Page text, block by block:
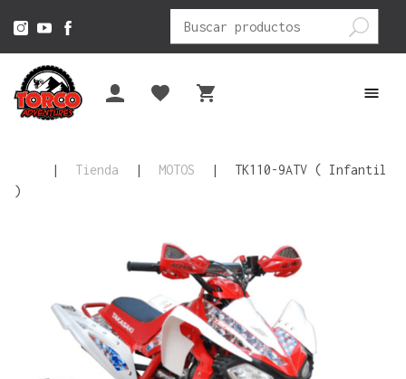
Buscar
por:
| Tienda | MOTOS |
TK110-9ATV ( Infantil
)